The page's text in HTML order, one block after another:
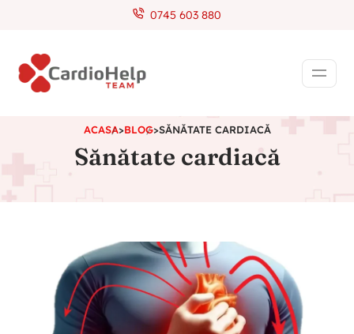
0745 603 880
ACASA>BLOG>SĂNĂTATE CARDIACĂ
Sănătate cardiacă